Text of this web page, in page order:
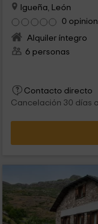
Igueña, León
0
Alquiler íntegro
6 personas
Contacto directo
Cancelación 30 días